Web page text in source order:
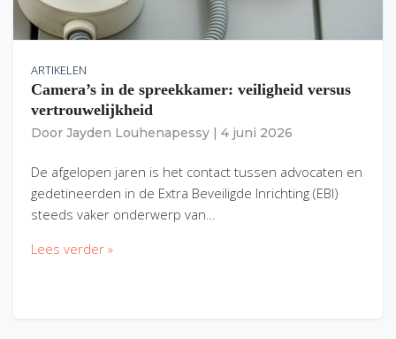
ARTIKELEN
Camera’s in de spreekkamer: veiligheid versus
vertrouwelijkheid
Door Jayden Louhenapessy 4 juni 2026
De afgelopen jaren is het contact tussen advocaten en
gedetineerden in de Extra Beveiligde Inrichting (EBI)
steeds vaker onderwerp van…
Lees verder »